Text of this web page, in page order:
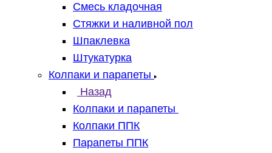
Смесь кладочная
Стяжки и наливной пол
Шпаклевка
Штукатурка
Колпаки и парапеты
Назад
Колпаки и парапеты
Колпаки ППК
Парапеты ППК